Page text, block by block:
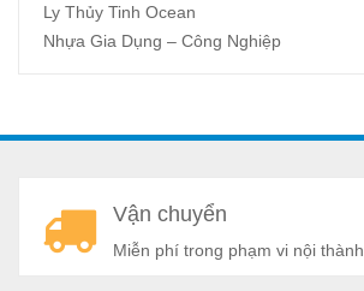
Ly Thủy Tinh Ocean
Nhựa Gia Dụng – Công Nghiệp
Vận chuyển
Miễn phí trong phạm vi nội thành.